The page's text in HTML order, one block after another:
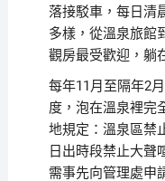
落接駁車，每日清
多樣，從溫泉旅館
觀房最受歡迎，躺
每年11月至隔年2
度，泡在溫泉裡完
地規定：溫泉區禁
日出時段禁止大聲
需事先向管理處申